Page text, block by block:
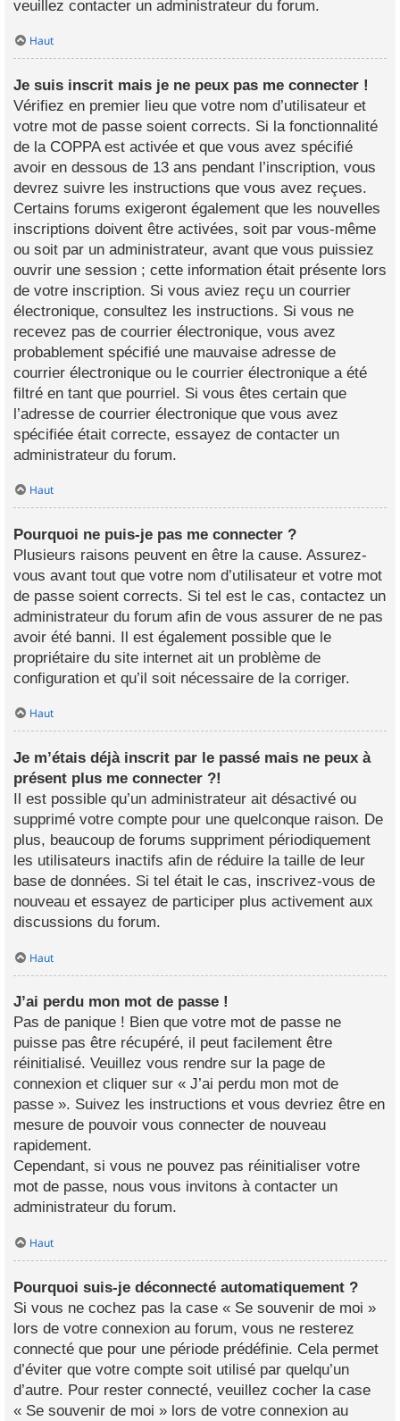
veuillez contacter un administrateur du forum.
Haut
Je suis inscrit mais je ne peux pas me connecter !
Vérifiez en premier lieu que votre nom d’utilisateur et
votre mot de passe soient corrects. Si la fonctionnalité
de la COPPA est activée et que vous avez spécifié
avoir en dessous de 13 ans pendant l’inscription, vous
devrez suivre les instructions que vous avez reçues.
Certains forums exigeront également que les nouvelles
inscriptions doivent être activées, soit par vous-même
ou soit par un administrateur, avant que vous puissiez
ouvrir une session ; cette information était présente lors
de votre inscription. Si vous aviez reçu un courrier
électronique, consultez les instructions. Si vous ne
recevez pas de courrier électronique, vous avez
probablement spécifié une mauvaise adresse de
courrier électronique ou le courrier électronique a été
filtré en tant que pourriel. Si vous êtes certain que
l’adresse de courrier électronique que vous avez
spécifiée était correcte, essayez de contacter un
administrateur du forum.
Haut
Pourquoi ne puis-je pas me connecter ?
Plusieurs raisons peuvent en être la cause. Assurez-
vous avant tout que votre nom d’utilisateur et votre mot
de passe soient corrects. Si tel est le cas, contactez un
administrateur du forum afin de vous assurer de ne pas
avoir été banni. Il est également possible que le
propriétaire du site internet ait un problème de
configuration et qu’il soit nécessaire de la corriger.
Haut
Je m’étais déjà inscrit par le passé mais ne peux à
présent plus me connecter ?!
Il est possible qu’un administrateur ait désactivé ou
supprimé votre compte pour une quelconque raison. De
plus, beaucoup de forums suppriment périodiquement
les utilisateurs inactifs afin de réduire la taille de leur
base de données. Si tel était le cas, inscrivez-vous de
nouveau et essayez de participer plus activement aux
discussions du forum.
Haut
J’ai perdu mon mot de passe !
Pas de panique ! Bien que votre mot de passe ne
puisse pas être récupéré, il peut facilement être
réinitialisé. Veuillez vous rendre sur la page de
connexion et cliquer sur « J’ai perdu mon mot de
passe ». Suivez les instructions et vous devriez être en
mesure de pouvoir vous connecter de nouveau
rapidement.
Cependant, si vous ne pouvez pas réinitialiser votre
mot de passe, nous vous invitons à contacter un
administrateur du forum.
Haut
Pourquoi suis-je déconnecté automatiquement ?
Si vous ne cochez pas la case « Se souvenir de moi »
lors de votre connexion au forum, vous ne resterez
connecté que pour une période prédéfinie. Cela permet
d’éviter que votre compte soit utilisé par quelqu’un
d’autre. Pour rester connecté, veuillez cocher la case
« Se souvenir de moi » lors de votre connexion au